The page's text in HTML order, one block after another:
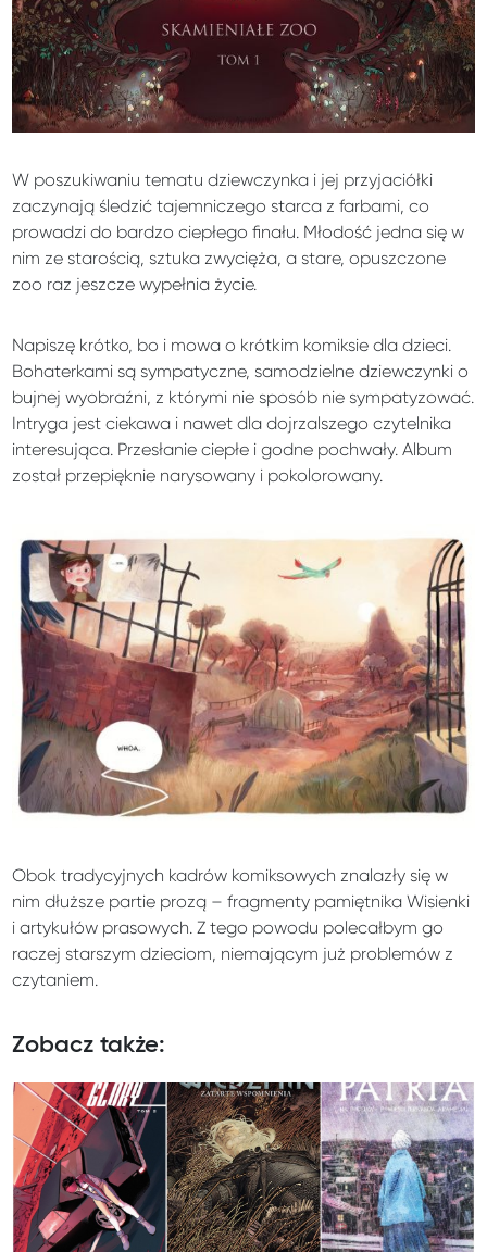
W poszukiwaniu tematu dziewczynka i jej przyjaciółki
zaczynają śledzić tajemniczego starca z farbami, co
prowadzi do bardzo ciepłego finału. Młodość jedna się w
nim ze starością, sztuka zwycięża, a stare, opuszczone
zoo raz jeszcze wypełnia życie.
Napiszę krótko, bo i mowa o krótkim komiksie dla dzieci.
Bohaterkami są sympatyczne, samodzielne dziewczynki o
bujnej wyobraźni, z którymi nie sposób nie sympatyzować.
Intryga jest ciekawa i nawet dla dojrzalszego czytelnika
interesująca. Przesłanie ciepłe i godne pochwały. Album
został przepięknie narysowany i pokolorowany.
Obok tradycyjnych kadrów komiksowych znalazły się w
nim dłuższe partie prozą – fragmenty pamiętnika Wisienki
i artykułów prasowych. Z tego powodu polecałbym go
raczej starszym dzieciom, niemającym już problemów z
czytaniem.
Zobacz także: